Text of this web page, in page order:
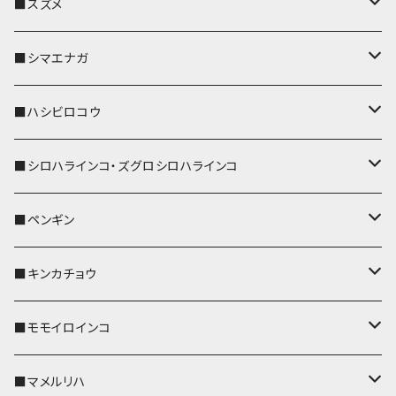
リール付きストラップ
リールのみ
ストラップ付
IDカードホルダー
キーケース
名刺入れ・カードケース
コインケース
メガネケース
ポシェット・バッグ
帆布・デニム
Apple Watchバンド
パスケース
リール付きストラップ
リールのみ
ストラップ付
キーケース
名刺入れ・カードケース
メガネケース
IDカードホルダー
ポシェット・バッグ
帆布・デニム
ポーチ
キーホルダー
パスケース
IDカードホルダー
リール付きストラップ
リールのみ
ストラップ付
キーケース
名刺入れ・カードケース
ポシェット・バッグ
帆布・デニム
ポーチ
キーカバー
キーホルダー
パスケース
リール付きストラップ
リールのみ
ストラップ付
メガネケース
コインケース
IDカードホルダー
ポーチ
■スズメ
キーカバー
キーホルダー
パスケース
リール付きストラップ
リールのみ
ストラップ付
IDカードホルダー
メガネケース
コインケース
■シマエナガ
キーカバー
キーホルダー
パスケース
IDカードホルダー
リール付きストラップ
リールのみ
キーケース
■ハシビロコウ
キーカバー
キーホルダー
リール付きストラップ
リールのみ
ストラップ付
レザートレイ
パスケース
■シロハラインコ・ズグロシロハラインコ
キーカバー
キーホルダー
リール付きストラップ
リールのみ
パスケース
■ペンギン
キーカバー
キーホルダー
パスケース
■キンカチョウ
キーカバー
AppleWatchバンド
■モモイロインコ
キーカバー
■マメルリハ